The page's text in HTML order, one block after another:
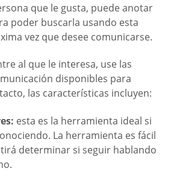
que le gusta, puede anotar
poder buscarla usando esta
vez que desee comunicarse.
al que le interesa, use las
disponibles para
las características incluyen:
esta es la herramienta ideal si
La herramienta es fácil
determinar si seguir hablando